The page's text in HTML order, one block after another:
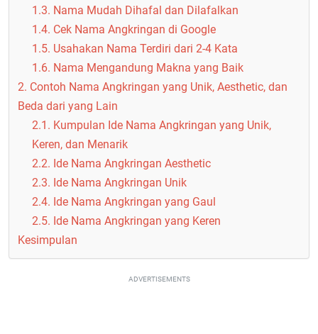
1.3. Nama Mudah Dihafal dan Dilafalkan
1.4. Cek Nama Angkringan di Google
1.5. Usahakan Nama Terdiri dari 2-4 Kata
1.6. Nama Mengandung Makna yang Baik
2. Contoh Nama Angkringan yang Unik, Aesthetic, dan
Beda dari yang Lain
2.1. Kumpulan Ide Nama Angkringan yang Unik,
Keren, dan Menarik
2.2. Ide Nama Angkringan Aesthetic
2.3. Ide Nama Angkringan Unik
2.4. Ide Nama Angkringan yang Gaul
2.5. Ide Nama Angkringan yang Keren
Kesimpulan
ADVERTISEMENTS